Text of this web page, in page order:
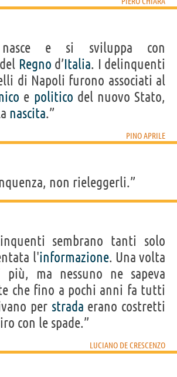
e si sviluppa con
Regno d’Italia. I delinquenti
di Napoli furono associati al
e politico del nuovo Stato,
nascita.”
PINO APRILE
non rieleggerli.”
sembrano tanti solo
l'informazione. Una volta
più, ma nessuno ne sapeva
che fino a pochi anni fa tutti
per strada erano costretti
con le spade.”
LUCIANO DE CRESCENZO